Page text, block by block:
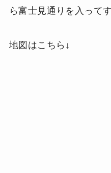
ら富士見通りを入って
地図はこちら↓